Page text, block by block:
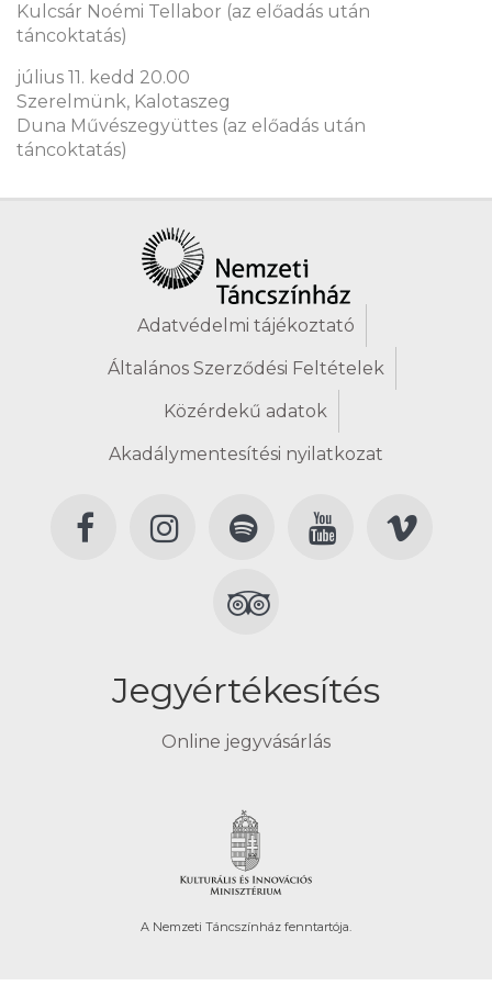
Kulcsár Noémi Tellabor (az előadás után
táncoktatás)
július 11. kedd 20.00
Szerelmünk, Kalotaszeg
Duna Művészegyüttes (az előadás után
táncoktatás)
Adatvédelmi tájékoztató
Általános Szerződési Feltételek
Közérdekű adatok
Akadálymentesítési nyilatkozat
Jegyértékesítés
Online jegyvásárlás
A Nemzeti Táncszínház fenntartója.